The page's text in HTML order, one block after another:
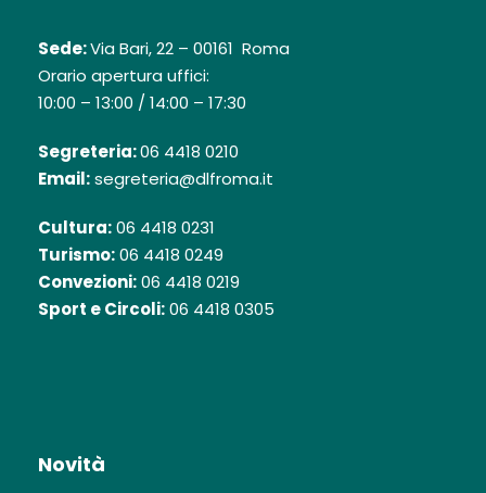
Sede:Via Bari, 22 – 00161 Roma
Orario apertura uffici:
10:00 – 13:00 / 14:00 – 17:30
Segreteria:06 4418 0210
Email:segreteria@dlfroma.it
Cultura:06 4418 0231
Turismo:06 4418 0249
Convezioni:06 4418 0219
Sport e Circoli:06 4418 0305
Novità